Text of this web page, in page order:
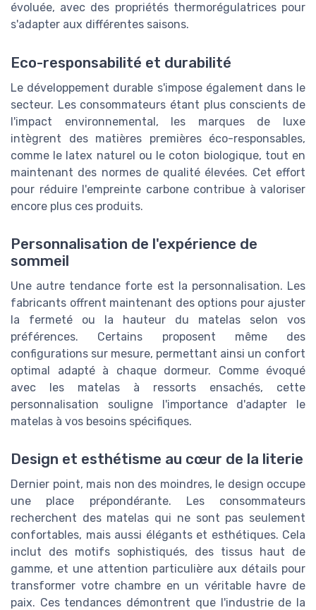
évoluée, avec des propriétés thermorégulatrices pour
s'adapter aux différentes saisons.
Eco-responsabilité et durabilité
Le développement durable s'impose également dans le
secteur. Les consommateurs étant plus conscients de
l'impact environnemental, les marques de luxe
intègrent des matières premières éco-responsables,
comme le latex naturel ou le coton biologique, tout en
maintenant des normes de qualité élevées. Cet effort
pour réduire l'empreinte carbone contribue à valoriser
encore plus ces produits.
Personnalisation de l'expérience de
sommeil
Une autre tendance forte est la personnalisation. Les
fabricants offrent maintenant des options pour ajuster
la fermeté ou la hauteur du matelas selon vos
préférences. Certains proposent même des
configurations sur mesure, permettant ainsi un confort
optimal adapté à chaque dormeur. Comme évoqué
avec les matelas à ressorts ensachés, cette
personnalisation souligne l'importance d'adapter le
matelas à vos besoins spécifiques.
Design et esthétisme au cœur de la literie
Dernier point, mais non des moindres, le design occupe
une place prépondérante. Les consommateurs
recherchent des matelas qui ne sont pas seulement
confortables, mais aussi élégants et esthétiques. Cela
inclut des motifs sophistiqués, des tissus haut de
gamme, et une attention particulière aux détails pour
transformer votre chambre en un véritable havre de
paix. Ces tendances démontrent que l'industrie de la